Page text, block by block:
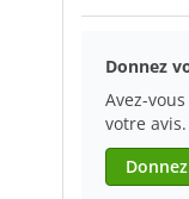
Donnez
Avez-
votre avis.